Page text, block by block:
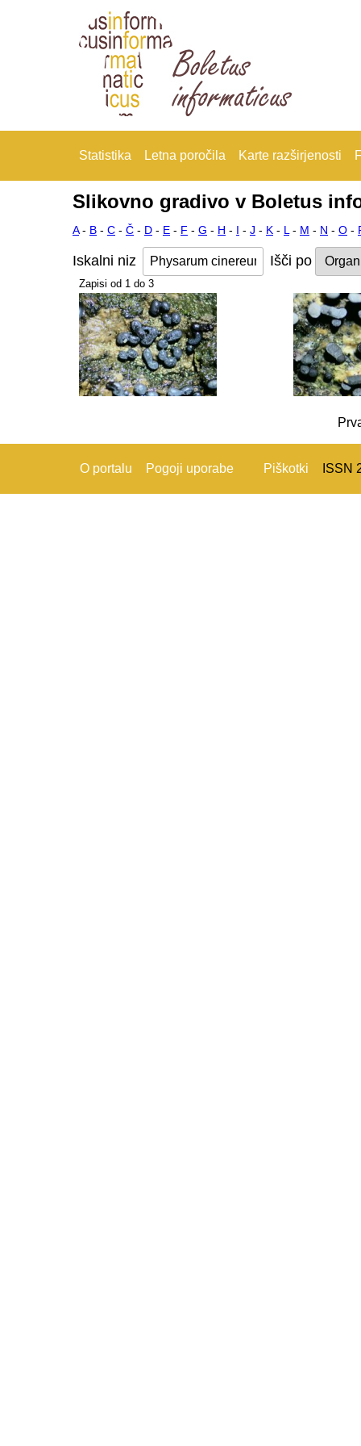
Statistika Letna poročila Karte razširjenosti
Slikovno gradivo v Boletus
A- B - C - Č - D - E - F - G - H - I - J - K - L - M - N - O -
Iskalni niz Išči po
Zapisi od 1 do 3
O portalu Pogoji uporabe Piškotki ISSN